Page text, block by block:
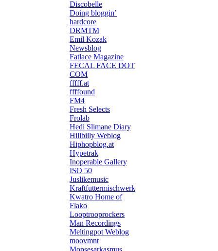
Discobelle
Doing bloggin’
hardcore
DRMTM
Emil Kozak
Newsblog
Fatlace Magazine
FECAL FACE DOT
COM
fffff.at
ffffound
FM4
Fresh Selects
Frolab
Hedi Slimane Diary
Hillbilly Weblog
Hiphopblog.at
Hypetrak
Inoperable Gallery
ISO 50
Juslikemusic
Kraftfuttermischwerk
Kwatro Home of
Flako
Looptrooprockers
Man Recordings
Meltingpot Weblog
moovmnt
Mopsesarkasmus